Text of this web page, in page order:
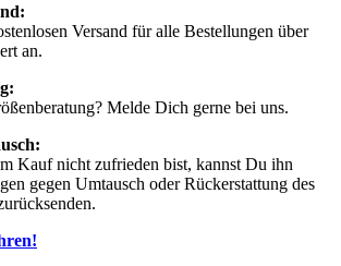
Versand für alle Bestellungen über
an.
Melde Dich gerne bei uns.
Kauf nicht zufrieden bist, kannst Du ihn
gegen Umtausch oder Rückerstattung des